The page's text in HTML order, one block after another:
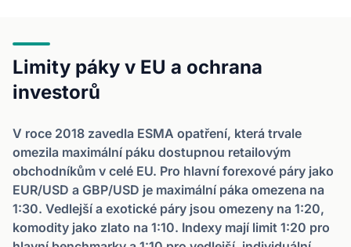
Limity páky v EU a ochrana
investorů
V roce 2018 zavedla ESMA opatření, která trvale
omezila maximální páku dostupnou retailovým
obchodníkům v celé EU. Pro hlavní forexové páry jako
EUR/USD a GBP/USD je maximální páka omezena na
1:30. Vedlejší a exotické páry jsou omezeny na 1:20,
komodity jako zlato na 1:10. Indexy mají limit 1:20 pro